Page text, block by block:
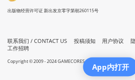
出版物经营许可证 新出发京零字第朝260115号
联系我们 / CONTACT US 投稿须知 用户协议
工作招聘
Copyright © 2009 - 2024 GAMECORES. All Rights Reserved
App内打开